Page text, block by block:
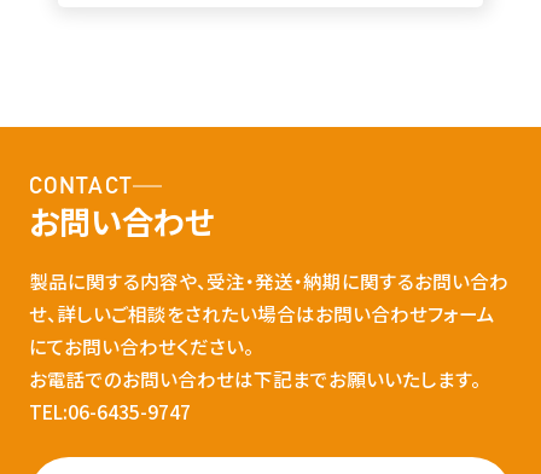
CONTACT
お問い合わせ
製品に関する内容や、受注・発送・納期に関するお問い合わ
せ、詳しいご相談をされたい場合はお問い合わせフォーム
にてお問い合わせください。
お電話でのお問い合わせは下記までお願いいたします。
TEL:06-6435-9747